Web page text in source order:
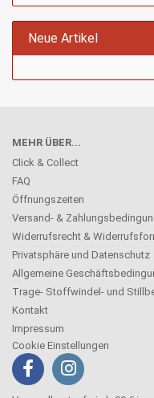
Neue Artikel
MEHR ÜBER...
Click & Collect
FAQ
Öffnungszeiten
Versand- &
Widerrufsrecht &
Privatsphäre und Datenschutz
Allgemeine
Trage- Stoffwindel- und
Kontakt
Impressum
Cookie Einstellungen